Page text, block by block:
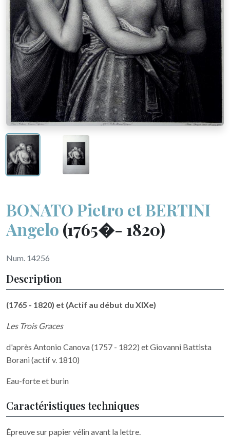
BONATO Pietro et BERTINI
Angelo (1765�- 1820)
Num. 14256
Description
(1765 - 1820) et (Actif au début du XIXe)
Les Trois Graces
d'après Antonio Canova (1757 - 1822) et Giovanni Battista
Borani (actif v. 1810)
Eau-forte et burin
Caractéristiques techniques
Épreuve sur papier vélin avant la lettre.